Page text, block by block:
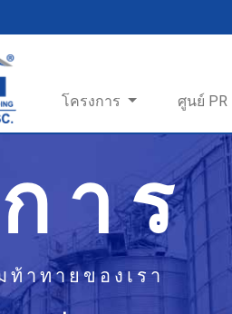
โครงการ ศูนย์ PR
าร
าทายของเรา